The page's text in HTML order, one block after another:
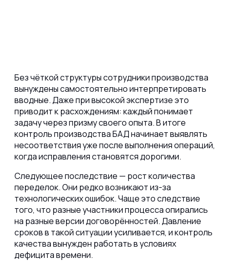
Без чёткой структуры сотрудники производства
вынуждены самостоятельно интерпретировать
вводные. Даже при высокой экспертизе это
приводит к расхождениям: каждый понимает
задачу через призму своего опыта. В итоге
контроль производства БАД начинаетвыявлять
несоответствия уже после выполнения операций,
когда исправления становятся дорогими.
Следующее последствие — рост количества
переделок. Они редко возникают из-за
технологических ошибок. Чаще это следствие
того, что разные участники процесса опирались
на разные версии договорённостей. Давление
сроков в такой ситуации усиливается, и контроль
качества вынужден работать в условиях
дефицита времени.